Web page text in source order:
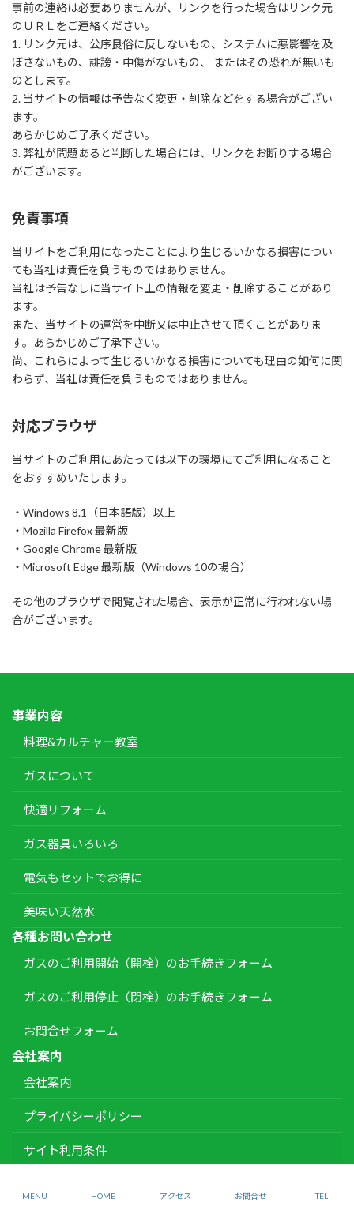
事前の連絡は必要ありませんが、リンクを行った場合はリンク元
のＵＲＬをご連絡ください。
1. リンク元は、公序良俗に反しないもの、システムに悪影響を及
ぼさないもの、誹謗・中傷がないもの、 またはその恐れが無いも
のとします。
2. 当サイトの情報は予告なく変更・削除などをする場合がござい
ます。
あらかじめご了承ください。
3. 弊社が問題あると判断した場合には、リンクをお断りする場合
がございます。
免責事項
当サイトをご利用になったことにより生じるいかなる損害につい
ても当社は責任を負うものではありません。
当社は予告なしに当サイト上の情報を変更・削除することがあり
ます。
また、当サイトの運営を中断又は中止させて頂くことがありま
す。あらかじめご了承下さい。
尚、これらによって生じるいかなる損害についても理由の如何に関
わらず、当社は責任を負うものではありません。
対応ブラウザ
当サイトのご利用にあたっては以下の環境にてご利用になること
をおすすめいたします。
・Windows 8.1（日本語版）以上
・Mozilla Firefox 最新版
・Google Chrome 最新版
・Microsoft Edge 最新版（Windows 10の場合）
その他のブラウザで閲覧された場合、表示が正常に行われない場
合がございます。
事業内容
料理&カルチャー教室
ガスについて
快適リフォーム
ガス器具いろいろ
電気もセットでお得に
美味い天然水
各種お問い合わせ
ガスのご利用開始（開栓）のお手続きフォーム
ガスのご利用停止（閉栓）のお手続きフォーム
お問合せフォーム
会社案内
会社案内
プライバシーポリシー
サイト利用条件
MENU HOME アクセス お問合せ TEL